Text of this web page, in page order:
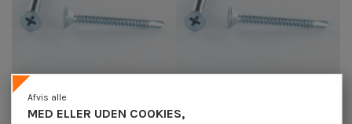
MED ELLER UDEN COOKIES,
Afvis alle